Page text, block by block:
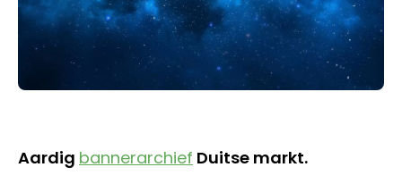
Aardig bannerarchief Duitse markt.